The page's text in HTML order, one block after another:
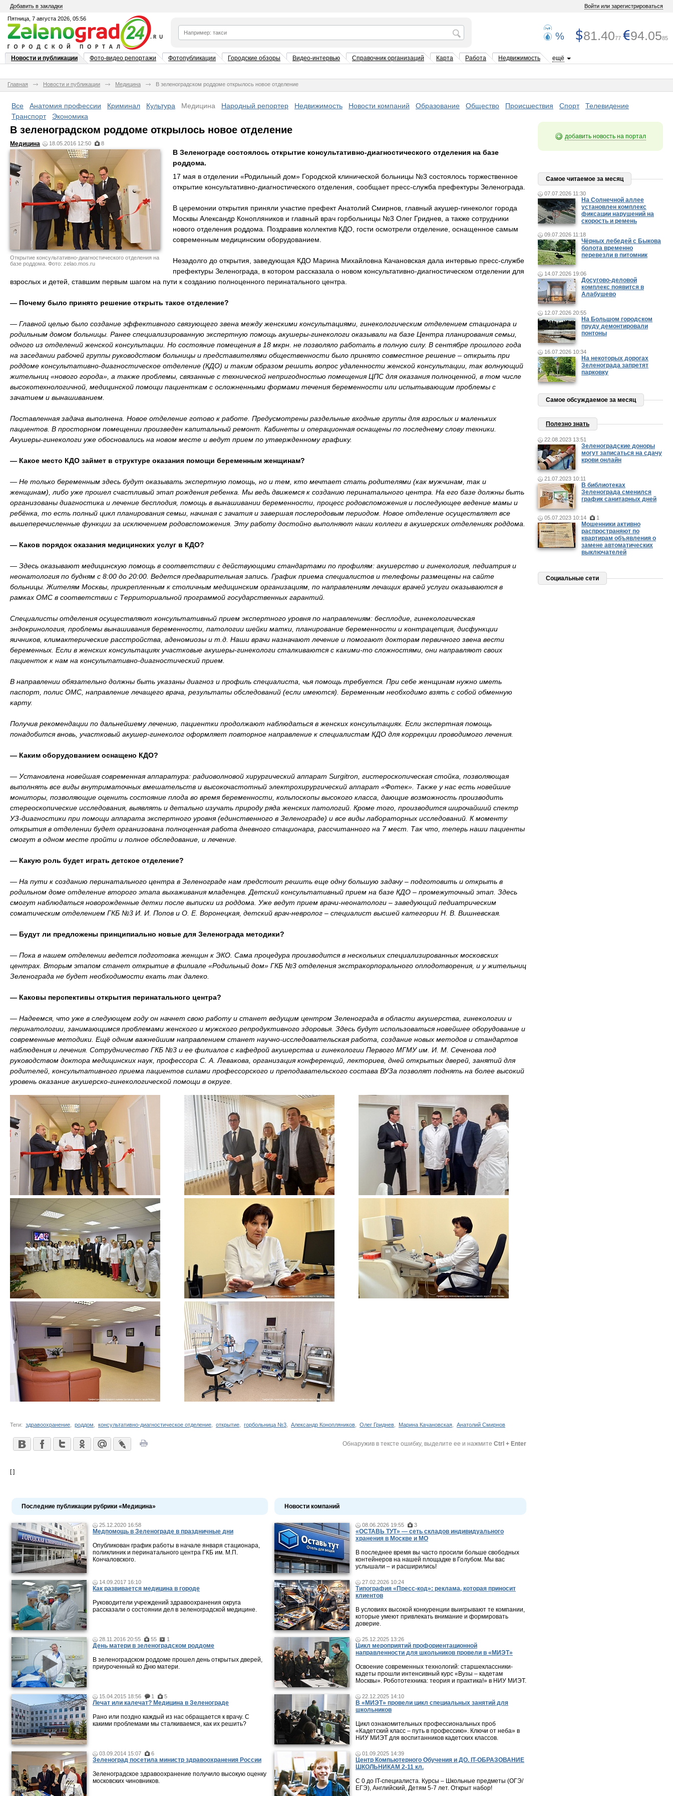
Добавить в закладки Войти или зарегистрироваться
Пятница, 7 августа 2026, 05:56
% 81.4077 94.0585
Новости и публикации Фото-видео репортажи Фотопубликации Городские обзоры Видео-интервью Справочник организаций Карта Работа Недвижимость ещё
Главная Новости и публикации Медицина В зеленоградском роддоме открылось новое отделение
Все Анатомия профессии Криминал Культура Медицина Народный репортер Недвижимость Новости компаний Образование Общество Происшествия Спорт
Телевидение
Транспорт
Экономика
В зеленоградском роддоме открылось новое отделение
Медицина 18.05.2016 12:50 8
Открытие консультативно-диагностического отделения на
базе роддома. Фото: zelao.mos.ru
В Зеленограде состоялось открытие консультативно-диагностического отделения на базе
роддома.
17 мая в отделении «Родильный дом» Городской клинической больницы №3 состоялось торжественное
открытие консультативно-диагностического отделения, сообщает пресс-служба префектуры Зеленограда.
В церемонии открытия приняли участие префект Анатолий Смирнов, главный акушер-гинеколог города
Москвы Александр Конопляников и главный врач горбольницы №3 Олег Гриднев, а также сотрудники
нового отделения роддома. Поздравив коллектив КДО, гости осмотрели отделение, оснащенное самым
современным медицинским оборудованием.
Незадолго до открытия, заведующая КДО Марина Михайловна Качановская дала интервью пресс-службе
префектуры Зеленограда, в котором рассказала о новом консультативно-диагностическом отделении для
взрослых и детей, ставшим первым шагом на пути к созданию полноценного перинатального центра.
— Почему было принято решение открыть такое отделение?
— Главной целью было создание эффективного связующего звена между женскими консультациями, гинекологическим отделением стационара и
родильным домом больницы. Ранее специализированную экспертную помощь акушеры-гинекологи оказывали на базе Центра планирования семьи,
одного из отделений женской консультации. Но состояние помещения в 18 мкрн. не позволяло работать в полную силу. В сентябре прошлого года
на заседании рабочей группы руководством больницы и представителями общественности было принято совместное решение – открыть при
роддоме консультативно-диагностическое отделение (КДО) и таким образом решить вопрос удаленности женской консультации, так волнующий
жительниц «нового города», а также проблемы, связанные с технической непригодностью помещения ЦПС для оказания полноценной, в том числе
высокотехнологичной, медицинской помощи пациенткам с осложненными формами течения беременности или испытывающим проблемы с
зачатием и вынашиванием.
Поставленная задача выполнена. Новое отделение готово к работе. Предусмотрены раздельные входные группы для взрослых и маленьких
пациентов. В просторном помещении произведен капитальный ремонт. Кабинеты и операционная оснащены по последнему слову техники.
Акушеры-гинекологи уже обосновались на новом месте и ведут прием по утвержденному графику.
— Какое место КДО займет в структуре оказания помощи беременным женщинам?
— Не только беременным здесь будут оказывать экспертную помощь, но и тем, кто мечтает стать родителями (как мужчинам, так и
женщинам), либо уже прошел счастливый этап рождения ребенка. Мы ведь движемся к созданию перинатального центра. На его базе должны быть
организованы диагностика и лечение бесплодия, помощь в вынашивании беременности, процесс родовспоможения и последующее ведение мамы и
ребёнка, то есть полный цикл планирования семьи, начиная с зачатия и завершая послеродовым периодом. Новое отделение осуществляет все
вышеперечисленные функции за исключением родовспоможения. Эту работу достойно выполняют наши коллеги в акушерских отделениях роддома.
— Каков порядок оказания медицинских услуг в КДО?
— Здесь оказывают медицинскую помощь в соответствии с действующими стандартами по профилям: акушерство и гинекология, педиатрия и
неонатология по будням с 8:00 до 20:00. Ведется предварительная запись. График приема специалистов и телефоны размещены на сайте
больницы. Жителям Москвы, прикрепленным к столичным медицинским организациям, по направлениям лечащих врачей услуги оказываются в
рамках ОМС в соответствии с Территориальной программой государственных гарантий.
Специалисты отделения осуществляют консультативный прием экспертного уровня по направлениям: бесплодие, гинекологическая
эндокринология, проблемы вынашивания беременности, патологии шейки матки, планирование беременности и контрацепция, дисфункции
яичников, климактерические расстройства, аденомиозы и т.д. Наши врачи назначают лечение и помогают докторам первичного звена вести
беременных. Если в женских консультациях участковые акушеры-гинекологи сталкиваются с какими-то сложностями, они направляют своих
пациенток к нам на консультативно-диагностический прием.
В направлении обязательно должны быть указаны диагноз и профиль специалиста, чья помощь требуется. При себе женщинам нужно иметь
паспорт, полис ОМС, направление лечащего врача, результаты обследований (если имеются). Беременным необходимо взять с собой обменную
карту.
Получив рекомендации по дальнейшему лечению, пациентки продолжают наблюдаться в женских консультациях. Если экспертная помощь
понадобится вновь, участковый акушер-гинеколог оформляет повторное направление к специалистам КДО для коррекции проводимого лечения.
— Каким оборудованием оснащено КДО?
— Установлена новейшая современная аппаратура: радиоволновой хирургический аппарат Surgitron, гистероскопическая стойка, позволяющая
выполнять все виды внутриматочных вмешательств и высокочастотный электрохирургический аппарат «Фотек». Также у нас есть новейшие
мониторы, позволяющие оценить состояние плода во время беременности, кольпоскопы высокого класса, дающие возможность производить
стереоскопические исследования, выявлять и детально изучать природу ряда женских патологий. Кроме того, производится широчайший спектр
УЗ-диагностики при помощи аппарата экспертного уровня (единственного в Зеленограде) и все виды лабораторных исследований. К моменту
открытия в отделении будет организована полноценная работа дневного стационара, рассчитанного на 7 мест. Так что, теперь наши пациенты
смогут в одном месте пройти и полное обследование, и лечение.
— Какую роль будет играть детское отделение?
— На пути к созданию перинатального центра в Зеленограде нам предстоит решить еще одну большую задачу – подготовить и открыть в
родильном доме отделение второго этапа выхаживания младенцев. Детский консультативный прием на базе КДО – промежуточный этап. Здесь
смогут наблюдаться новорожденные детки после выписки из роддома. Уже ведут прием врачи-неонатологи – заведующий педиатрическим
соматическим отделением ГКБ №3 И. И. Попов и О. Е. Воронецкая, детский врач-невролог – специалист высшей категории Н. В. Вишневская.
— Будут ли предложены принципиально новые для Зеленограда методики?
— Пока в нашем отделении ведется подготовка женщин к ЭКО. Сама процедура производится в нескольких специализированных московских
центрах. Вторым этапом станет открытие в филиале «Родильный дом» ГКБ №3 отделения экстракорпорального оплодотворения, и у жительниц
Зеленограда не будет необходимости ехать так далеко.
— Каковы перспективы открытия перинатального центра?
— Надеемся, что уже в следующем году он начнет свою работу и станет ведущим центром Зеленограда в области акушерства, гинекологии и
перинатологии, занимающимся проблемами женского и мужского репродуктивного здоровья. Здесь будут использоваться новейшее оборудование и
современные методики. Ещё одним важнейшим направлением станет научно-исследовательская работа, создание новых методов и стандартов
наблюдения и лечения. Сотрудничество ГКБ №3 и ее филиалов с кафедрой акушерства и гинекологии Первого МГМУ им. И. М. Сеченова под
руководством доктора медицинских наук, профессора С. А. Левакова, организация конференций, лекториев, дней открытых дверей, занятий для
родителей, консультативного приема пациентов силами профессорского и преподавательского состава ВУЗа позволят поднять на более высокий
уровень оказание акушерско-гинекологической помощи в округе.
Теги: здравоохранение роддом консультативно-диагностическое отделение открытие горбольница №3 Александр Конопляников Олег Гриднев Марина Качановская Анатолий Смирнов
Обнаружив в тексте ошибку, выделите ее и нажмите Ctrl + Enter
[ ]
Последние публикации рубрики «Медицина»
25.12.2020 16:58
Медпомощь в Зеленограде в праздничные дни
Опубликован график работы в начале января стационара,
поликлиник и перинатального центра ГКБ им. М.П.
Кончаловского.
14.09.2017 16:10
Как развивается медицина в городе
Руководители учреждений здравоохранения округа
рассказали о состоянии дел в зеленоградской медицине.
28.11.2016 20:55 55 1
День матери в зеленоградском роддоме
В зеленоградском роддоме прошел день открытых дверей,
приуроченный ко Дню матери.
15.04.2015 18:56 1 5
Лечат или калечат? Медицина в Зеленограде
Рано или поздно каждый из нас обращается к врачу. С
какими проблемами мы сталкиваемся, как их решить?
03.09.2014 15:07 6
Зеленоград посетила министр здравоохранения России
Зеленоградское здравоохранение получило высокую оценку
московских чиновников.
Новости компаний
08.06.2026 19:55 3
«ОСТАВЬ ТУТ» — сеть складов индивидуального
хранения в Москве и МО
В последнее время вы часто просили больше свободных
контейнеров на нашей площадке в Голубом. Мы вас
услышали – и расширились!
27.02.2026 10:24
Типография «Пресс-код»: реклама, которая приносит
клиентов
В условиях высокой конкуренции выигрывают те компании,
которые умеют привлекать внимание и формировать
доверие.
25.12.2025 13:26
Цикл мероприятий профориентационной
направленности для школьников провели в «МИЭТ»
Освоение современных технологий: старшеклассники-
кадеты прошли интенсивный курс «Вузы – кадетам
Москвы». Робототехника: теория и практика!» в НИУ МИЭТ.
22.12.2025 14:10
В «МИЭТ» провели цикл специальных занятий для
школьников
Цикл ознакомительных профессиональных проб
«Кадетский класс – путь в профессию». Ключи от неба» в
НИУ МИЭТ для воспитанников кадетских классов.
01.09.2025 14:39
Центр Компьютерного Обучения и ДО. IT-ОБРАЗОВАНИЕ
ШКОЛЬНИКАМ 2-11 кл.
С 0 до IT-специалиста. Курсы – Школьные предметы (ОГЭ/
ЕГЭ), Английский, Детям 5-7 лет. Открыт набор!
добавить новость на портал
Самое читаемое за месяц
07.07.2026 11:30
На Солнечной аллее
установлен комплекс
фиксации нарушений на
скорость и ремень
09.07.2026 11:18
Чёрных лебедей с Быкова
болота временно
перевезли в питомник
14.07.2026 19:06
Досугово-деловой
комплекс появится в
Алабушево
12.07.2026 20:55
На Большом городском
пруду демонтировали
понтоны
16.07.2026 10:34
На некоторых дорогах
Зеленограда запретят
парковку
Самое обсуждаемое за месяц
Полезно знать
22.08.2023 13:51
Зеленоградские доноры
могут записаться на сдачу
крови онлайн
21.07.2023 10:11
В библиотеках
Зеленограда сменился
график санитарных дней
05.07.2023 10:14 1
Мошенники активно
распространяют по
квартирам объявления о
замене автоматических
выключателей
Социальные сети